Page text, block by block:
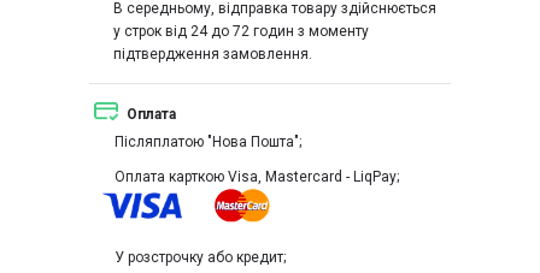
Оплата
Післяплатою "Нова Пошта";
Оплата карткою Visa, Mastercard - LiqPay;
У розстрочку або кредит;
В середньому, відправка товару здійснюється
у строк від 24 до 72 годин з моменту
підтвердження замовлення.